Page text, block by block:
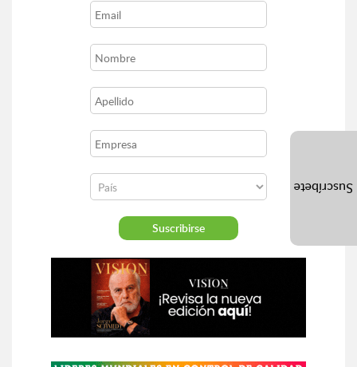
Suscríbete